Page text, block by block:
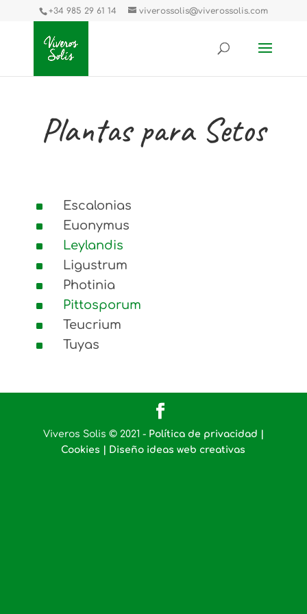
+34 985 29 61 14 viverossolis@viverossolis.com
Plantas para Setos
^ Escalonias
^ Euonymus
^ Leylandis
^ Ligustrum
^ Photinia
^ Pittosporum
^ Teucrium
^ Tuyas
Viveros Solis © 2021 - Política de privacidad |
Cookies | Diseño ideas web creativas